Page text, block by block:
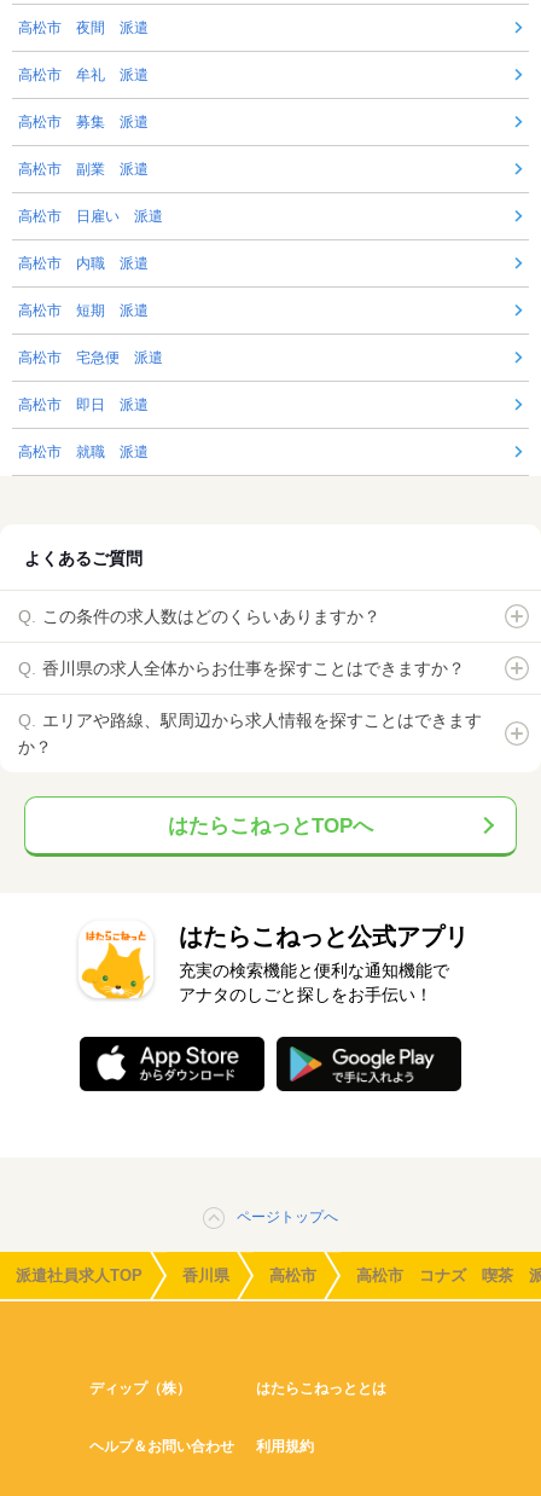
高松市 夜間 派遣
高松市 牟礼 派遣
高松市 募集 派遣
高松市 副業 派遣
高松市 日雇い 派遣
高松市 内職 派遣
高松市 短期 派遣
高松市 宅急便 派遣
高松市 即日 派遣
高松市 就職 派遣
よくあるご質問
この条件の求人数はどのくらいありますか？
香川県の求人全体からお仕事を探すことはできますか？
エリアや路線、駅周辺から求人情報を探すことはできます
か？
はたらこねっとTOPへ
はたらこねっと公式アプリ
充実の検索機能と便利な通知機能で
アナタのしごと探しをお手伝い！
ページトップへ
派遣社員求人TOP 香川県 高松市 高松市 コナズ 喫茶 派
ディップ（株） はたらこねっととは
ヘルプ＆お問い合わせ 利用規約